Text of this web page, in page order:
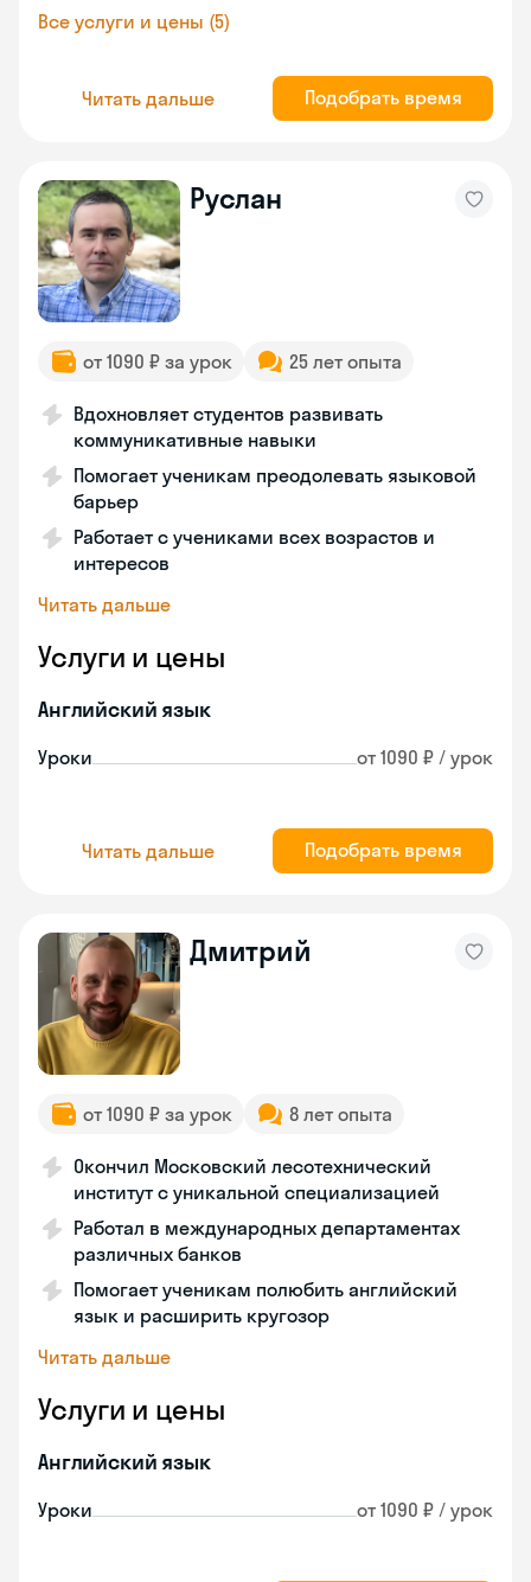
Все услуги и цены (5)
Читать дальше Подобрать время
Руслан
от 1090 ₽ за урок 25 лет опыта
Вдохновляет студентов развивать
коммуникативные навыки
Помогает ученикам преодолевать языковой
барьер
Работает с учениками всех возрастов и
интересов
Читать дальше
Услуги и цены
Английский язык
Уроки от 1090 ₽ / урок
Читать дальше Подобрать время
Дмитрий
от 1090 ₽ за урок 8 лет опыта
Окончил Московский лесотехнический
институт с уникальной специализацией
Работал в международных департаментах
различных банков
Помогает ученикам полюбить английский
язык и расширить кругозор
Читать дальше
Услуги и цены
Английский язык
Уроки от 1090 ₽ / урок